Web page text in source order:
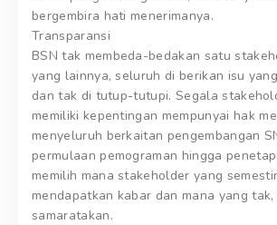
bergembira hati menerimanya.
Transparansi
BSN tak membeda-bedakan satu
yang lainnya, seluruh di berikan isu
dan tak di tutup-tutupi. Segala
memiliki kepentingan mempunyai hak
menyeluruh berkaitan pengembangan
permulaan pemograman hingga
memilih mana stakeholder yang
mendapatkan kabar dan mana yang tak,
samaratakan.